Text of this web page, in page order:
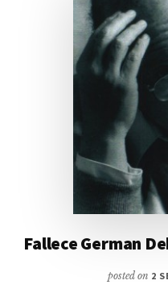
Fallece German
posted on 2